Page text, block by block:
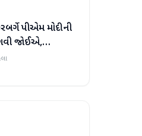
પીએમ મોદીની
જોઈએ,